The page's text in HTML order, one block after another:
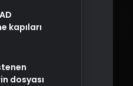
kapıları
dosyası